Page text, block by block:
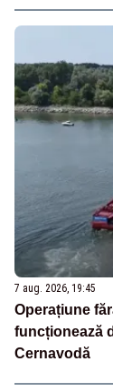
7 aug. 2026, 19:45
Operațiune
funcționează
Cernavodă